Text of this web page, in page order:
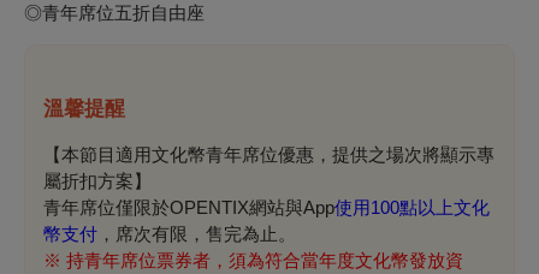
◎青年席位五折自由座
溫馨提醒
【本節目適用文化幣青年席位優惠，提供之場次將顯示專
屬折扣方案】
青年席位僅限於OPENTIX網站與App使用100點以上文化
幣支付 ，席次有限，售完為止。
※ 持青年席位票券者，須為符合當年度文化幣發放資